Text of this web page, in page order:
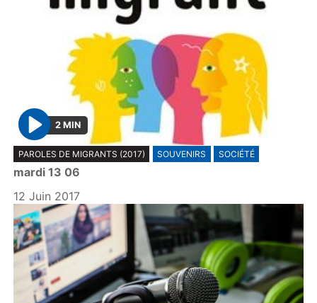
P
l
a
y
2 MIN
PAROLES DE MIGRANTS (2017) SOUVENIRS SOCIÉTÉ
mardi 13 06
12 Juin 2017